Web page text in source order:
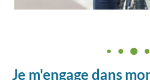
Je m'engage dans